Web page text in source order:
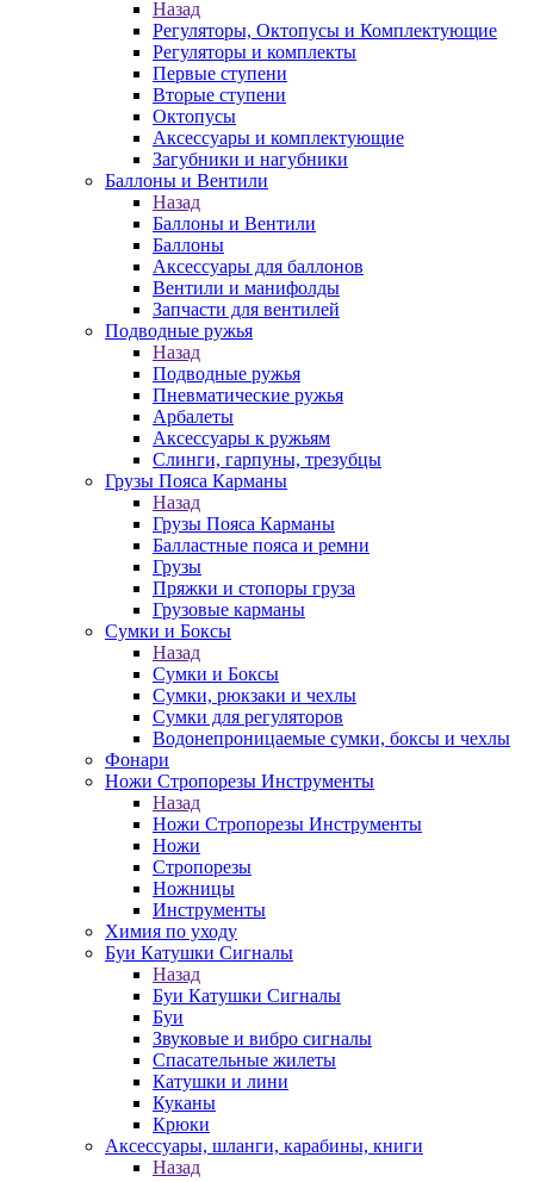
Назад
Регуляторы, Октопусы и Комплектующие
Регуляторы и комплекты
Первые ступени
Вторые ступени
Октопусы
Аксессуары и комплектующие
Загубники и нагубники
Баллоны и Вентили
Назад
Баллоны и Вентили
Баллоны
Аксессуары для баллонов
Вентили и манифолды
Запчасти для вентилей
Подводные ружья
Назад
Подводные ружья
Пневматические ружья
Арбалеты
Аксессуары к ружьям
Слинги, гарпуны, трезубцы
Грузы Пояса Карманы
Назад
Грузы Пояса Карманы
Балластные пояса и ремни
Грузы
Пряжки и стопоры груза
Грузовые карманы
Сумки и Боксы
Назад
Сумки и Боксы
Сумки, рюкзаки и чехлы
Сумки для регуляторов
Водонепроницаемые сумки, боксы и чехлы
Фонари
Ножи Стропорезы Инструменты
Назад
Ножи Стропорезы Инструменты
Ножи
Стропорезы
Ножницы
Инструменты
Химия по уходу
Буи Катушки Сигналы
Назад
Буи Катушки Сигналы
Буи
Звуковые и вибро сигналы
Спасательные жилеты
Катушки и лини
Куканы
Крюки
Аксессуары, шланги, карабины, книги
Назад